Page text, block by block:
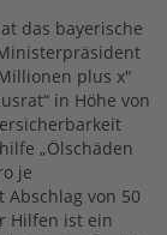
das bayerische
plus x"
in Höhe von
„Ölschäden
je
von 50
Hilfen ist ein